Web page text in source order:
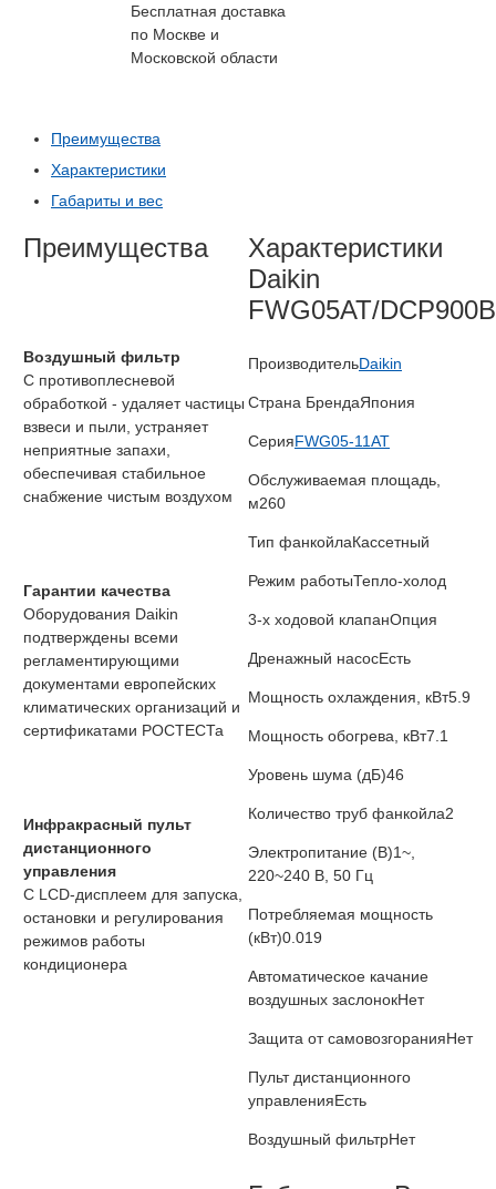
Бесплатная доставка
по Москве и
Московской области
Преимущества
Характеристики
Габариты и вес
Преимущества
Воздушный фильтр
С противоплесневой
обработкой - удаляет частицы
взвеси и пыли, устраняет
неприятные запахи,
обеспечивая стабильное
снабжение чистым воздухом
Гарантии качества
Оборудования Daikin
подтверждены всеми
регламентирующими
документами европейских
климатических организаций и
сертификатами РОСТЕСТа
Инфракрасный пульт
дистанционного
управления
С LCD-дисплеем для запуска,
остановки и регулирования
режимов работы
кондиционера
Характеристики
Daikin
FWG05AT/
ПроизводительDaikin
Страна БрендаЯпония
СерияFWG05-11AT
Обслуживаемая площадь,
м260
Тип фанкойлаКассетный
Режим работыТепло-холод
3-х ходовой клапанОпция
Дренажный насосЕсть
Мощность охлаждения, кВт5.9
Мощность обогрева, кВт7.1
Уровень шума (дБ)46
Количество труб фанкойла2
Электропитание (В)1~,
220~240 В, 50 Гц
Потребляемая мощность
(кВт)0.019
Автоматическое качание
воздушных заслонокНет
Защита от самовозгоранияНет
Пульт дистанционного
управленияЕсть
Воздушный фильтрНет